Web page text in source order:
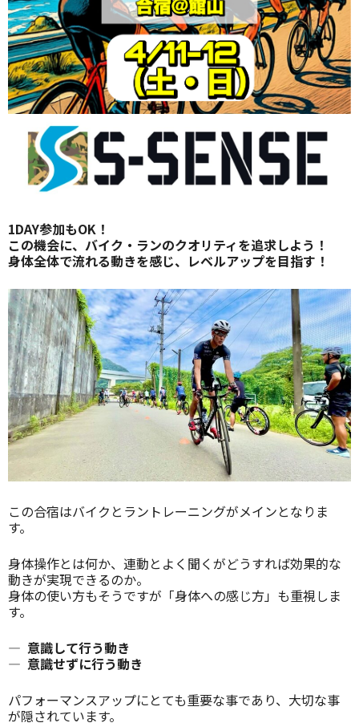
1DAY参加もOK！
この機会に、バイク・ランのクオリティを追求しよう！
身体全体で流れる動きを感じ、レベルアップを目指す！
この合宿はバイクとラントレーニングがメインとなりま
す。
身体操作とは何か、連動とよく聞くがどうすれば効果的な
動きが実現できるのか。
身体の使い方もそうですが「身体への感じ方」も重視しま
す。
— 意識して行う動き
— 意識せずに行う動き
パフォーマンスアップにとても重要な事であり、大切な事
が隠されています。